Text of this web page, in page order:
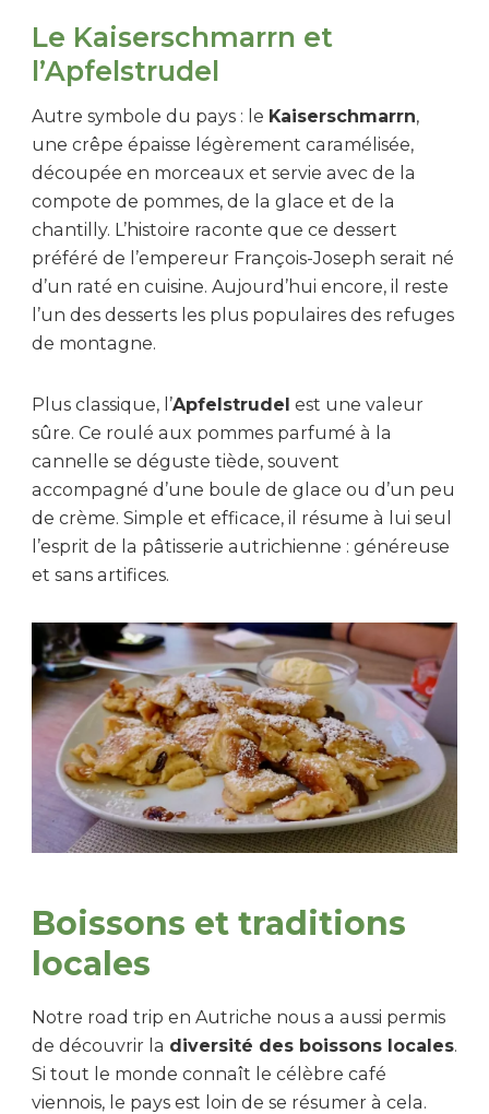
Le Kaiserschmarrn et
l’Apfelstrudel
Autre symbole du pays : le Kaiserschmarrn,
une crêpe épaisse légèrement caramélisée,
découpée en morceaux et servie avec de la
compote de pommes, de la glace et de la
chantilly. L’histoire raconte que ce dessert
préféré de l’empereur François-Joseph serait né
d’un raté en cuisine. Aujourd’hui encore, il reste
l’un des desserts les plus populaires des refuges
de montagne.
Plus classique, l’Apfelstrudel est une valeur
sûre. Ce roulé aux pommes parfumé à la
cannelle se déguste tiède, souvent
accompagné d’une boule de glace ou d’un peu
de crème. Simple et efficace, il résume à lui seul
l’esprit de la pâtisserie autrichienne : généreuse
et sans artifices.
Boissons et traditions
locales
Notre road trip en Autriche nous a aussi permis
de découvrir la diversité des boissons locales.
Si tout le monde connaît le célèbre café
viennois, le pays est loin de se résumer à cela.